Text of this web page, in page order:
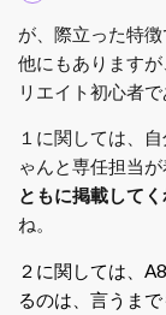
が、際立った特徴
他にもあります
リエイト初心者
１に関しては、
ゃんと専任担当
ともに掲載して
ね。
２に関しては、
るのは、言うま